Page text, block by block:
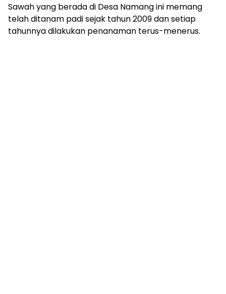
Sawah yang berada di Desa Namang ini memang
telah ditanam padi sejak tahun 2009 dan setiap
tahunnya dilakukan penanaman terus-menerus.